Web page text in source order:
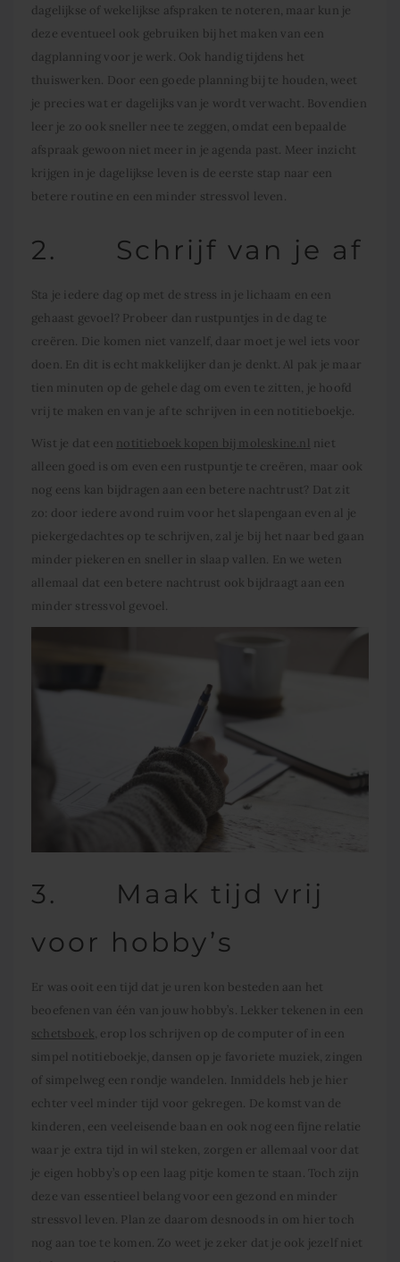
dagelijkse of wekelijkse afspraken te noteren, maar kun je
deze eventueel ook gebruiken bij het maken van een
dagplanning voor je werk. Ook handig tijdens het
thuiswerken. Door een goede planning bij te houden, weet
je precies wat er dagelijks van je wordt verwacht. Bovendien
leer je zo ook sneller nee te zeggen, omdat een bepaalde
afspraak gewoon niet meer in je agenda past. Meer inzicht
krijgen in je dagelijkse leven is de eerste stap naar een
betere routine en een minder stressvol leven.
2. Schrijf van je af
Sta je iedere dag op met de stress in je lichaam en een
gehaast gevoel? Probeer dan rustpuntjes in de dag te
creëren. Die komen niet vanzelf, daar moet je wel iets voor
doen. En dit is echt makkelijker dan je denkt. Al pak je maar
tien minuten op de gehele dag om even te zitten, je hoofd
vrij te maken en van je af te schrijven in een notitieboekje.
Wist je dat een notitieboek kopen bij moleskine.nl niet
alleen goed is om even een rustpuntje te creëren, maar ook
nog eens kan bijdragen aan een betere nachtrust? Dat zit
zo: door iedere avond ruim voor het slapengaan even al je
piekergedachtes op te schrijven, zal je bij het naar bed gaan
minder piekeren en sneller in slaap vallen. En we weten
allemaal dat een betere nachtrust ook bijdraagt aan een
minder stressvol gevoel.
3. Maak tijd vrij
voor hobby’s
Er was ooit een tijd dat je uren kon besteden aan het
beoefenen van één van jouw hobby’s. Lekker tekenen in een
schetsboek, erop los schrijven op de computer of in een
simpel notitieboekje, dansen op je favoriete muziek, zingen
of simpelweg een rondje wandelen. Inmiddels heb je hier
echter veel minder tijd voor gekregen. De komst van de
kinderen, een veeleisende baan en ook nog een fijne relatie
waar je extra tijd in wil steken, zorgen er allemaal voor dat
je eigen hobby’s op een laag pitje komen te staan. Toch zijn
deze van essentieel belang voor een gezond en minder
stressvol leven. Plan ze daarom desnoods in om hier toch
nog aan toe te komen. Zo weet je zeker dat je ook jezelf niet